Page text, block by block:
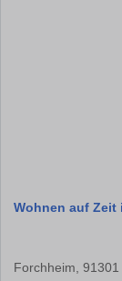
Wohnen auf Zeit
Forchheim, 91301